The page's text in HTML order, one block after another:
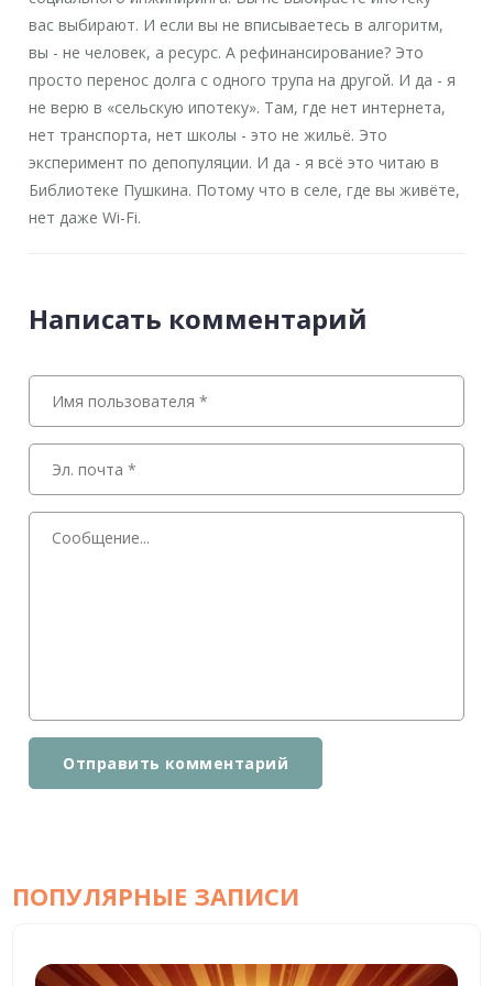
вас выбирают. И если вы не вписываетесь в алгоритм,
вы - не человек, а ресурс. А рефинансирование? Это
просто перенос долга с одного трупа на другой. И да - я
не верю в «сельскую ипотеку». Там, где нет интернета,
нет транспорта, нет школы - это не жильё. Это
эксперимент по депопуляции. И да - я всё это читаю в
Библиотеке Пушкина. Потому что в селе, где вы живёте,
нет даже Wi-Fi.
Написать комментарий
Отправить комментарий
ПОПУЛЯРНЫЕ ЗАПИСИ